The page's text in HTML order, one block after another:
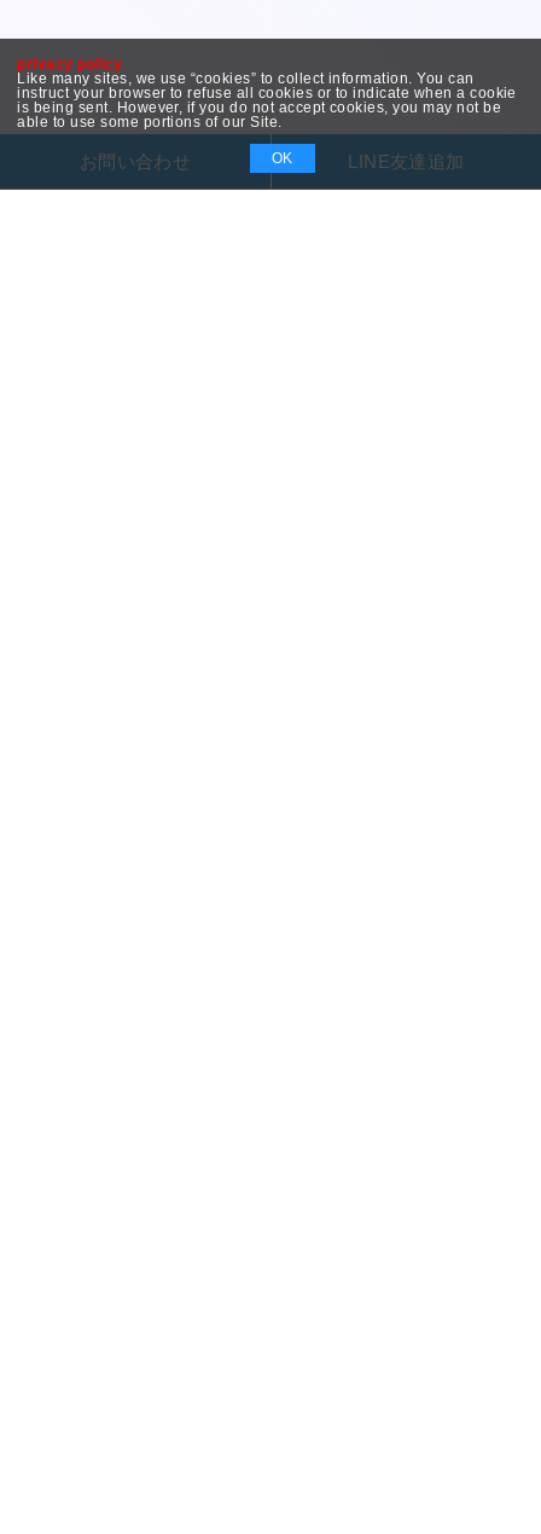
privacy policy
Like many sites, we use “cookies” to collect information. You can
instruct your browser to refuse all cookies or to indicate when a cookie
is being sent. However, if you do not accept cookies, you may not be
able to use some portions of our Site.
OK
お問い合わせ LINE友達追加